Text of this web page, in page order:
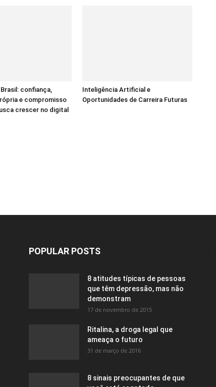
confiança,
e compromisso
crescer no digital
Inteligência Artificial e
Oportunidades de Carreira Futuras
POPULAR POSTS
8 atitudes típicas de pessoas
que têm depressão, mas não
demonstram
17 de novembro de 2015
Ritalina, a droga legal que
ameaça o futuro
31 de março de 2016
8 sinais preocupantes de que